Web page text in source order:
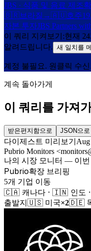
JBS · 식품 및 음료 제조
🇧🇷브라질 →🇦🇺호주
자본 투자JBS Partners
이 쿼리 지켜보기:현재
알려드립니다. 새 일치를
계정 불필요. 원클릭 수
계속 돌아가게
이 쿼리를 가져
받은편지함으로 JSON으로
다이제스트 미리보기
Pubrio Monitors <
나의 시장 모니터 — 이번
Pubrio확장 브리핑
5개 기업 이동
🇨🇦 캐나다 · 🇮🇳 인도
출발지 🇺🇸 미국×2🇩🇪